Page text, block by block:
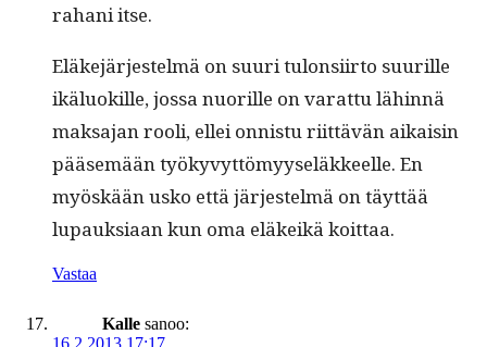
rahani itse.
Eläke­jär­jestelmä on suuri tulon­si­ir­to suurille
ikälu­okille, jos­sa nuo­rille on varat­tu lähin­nä
mak­sa­jan rooli, ellei onnis­tu riit­tävän aikaisin
pääsemään työkyvyt­tömyy­seläk­keelle. En
myöskään usko että jär­jestelmä on täyt­tää
lupauk­si­aan kun oma eläkeikä koittaa.
Vastaa
Kalle sanoo:
16.2.2013 17:17